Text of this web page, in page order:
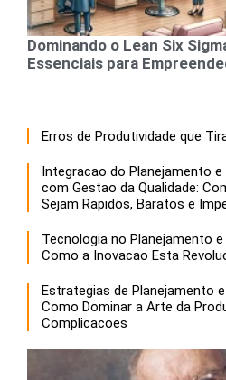
Dominando o Lean Six
Essenciais para
Erros de Produtividade que
Integracao do Planejamento
com Gestao da Qualidade:
Sejam Rapidos, Baratos e
Tecnologia no Planejamento
Como a Inovacao Esta
Estrategias de Planejamento
Como Dominar a Arte da
Complicacoes